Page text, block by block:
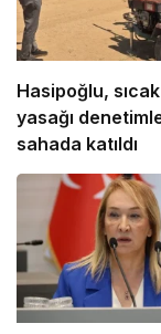
Hasipoğlu,
yasağı
sahada katıldı